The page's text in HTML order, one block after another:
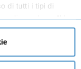
di tutti i tipi di
cliccando su “Usa
i soli cookie
del sito.